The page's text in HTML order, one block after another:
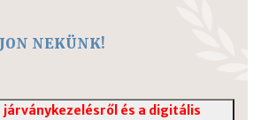
NEKÜNK!
járványkezelésről és a digitális